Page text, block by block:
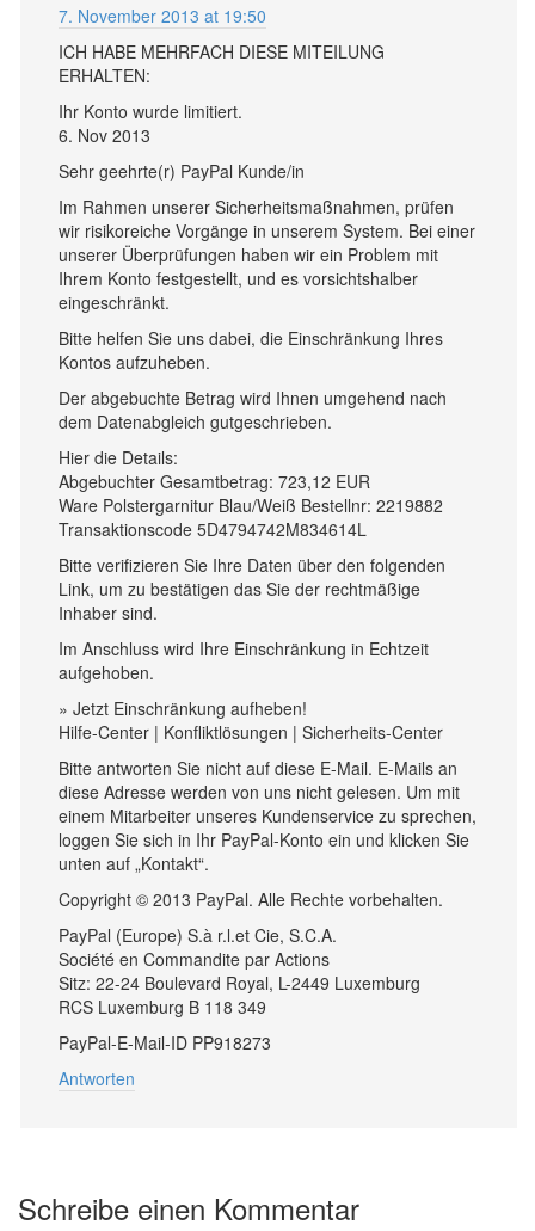
7. November 2013 at 19:50
ICH HABE MEHRFACH DIESE MITEILUNG
ERHALTEN:
Ihr Konto wurde limitiert.
6. Nov 2013
Sehr geehrte(r) PayPal Kunde/in
Im Rahmen unserer Sicherheitsmaßnahmen, prüfen
wir risikoreiche Vorgänge in unserem System. Bei einer
unserer Überprüfungen haben wir ein Problem mit
Ihrem Konto festgestellt, und es vorsichtshalber
eingeschränkt.
Bitte helfen Sie uns dabei, die Einschränkung Ihres
Kontos aufzuheben.
Der abgebuchte Betrag wird Ihnen umgehend nach
dem Datenabgleich gutgeschrieben.
Hier die Details:
Abgebuchter Gesamtbetrag: 723,12 EUR
Ware Polstergarnitur Blau/Weiß Bestellnr: 2219882
Transaktionscode 5D4794742M834614L
Bitte verifizieren Sie Ihre Daten über den folgenden
Link, um zu bestätigen das Sie der rechtmäßige
Inhaber sind.
Im Anschluss wird Ihre Einschränkung in Echtzeit
aufgehoben.
» Jetzt Einschränkung aufheben!
Hilfe-Center | Konfliktlösungen | Sicherheits-Center
Bitte antworten Sie nicht auf diese E-Mail. E-Mails an
diese Adresse werden von uns nicht gelesen. Um mit
einem Mitarbeiter unseres Kundenservice zu sprechen,
loggen Sie sich in Ihr PayPal-Konto ein und klicken Sie
unten auf „Kontakt“.
Copyright © 2013 PayPal. Alle Rechte vorbehalten.
PayPal (Europe) S.à r.l.et Cie, S.C.A.
Société en Commandite par Actions
Sitz: 22-24 Boulevard Royal, L-2449 Luxemburg
RCS Luxemburg B 118 349
PayPal-E-Mail-ID PP918273
Antworten
Schreibe einen Kommentar